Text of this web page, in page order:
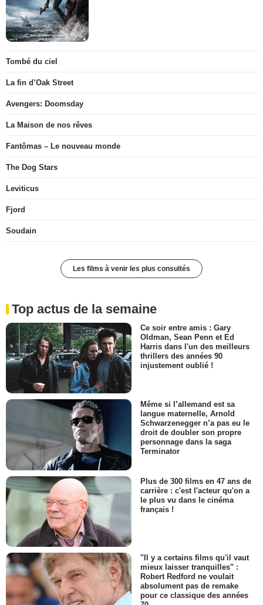
Tombé du ciel
La fin d’Oak Street
Avengers: Doomsday
La Maison de nos rêves
Fantômas – Le nouveau monde
The Dog Stars
Leviticus
Fjord
Soudain
Les films à venir les plus consultés
Top actus de la semaine
Ce soir entre amis : Gary
Oldman, Sean Penn et Ed
Harris dans l'un des meilleurs
thrillers des années 90
injustement oublié !
Même si l’allemand est sa
langue maternelle, Arnold
Schwarzenegger n’a pas eu le
droit de doubler son propre
personnage dans la saga
Terminator
Plus de 300 films en 47 ans de
carrière : c'est l'acteur qu'on a
le plus vu dans le cinéma
français !
"Il y a certains films qu'il vaut
mieux laisser tranquilles" :
Robert Redford ne voulait
absolument pas de remake
pour ce classique des années